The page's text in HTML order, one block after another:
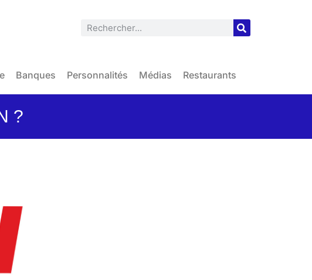
Banques Personnalités Médias Restaurants
?